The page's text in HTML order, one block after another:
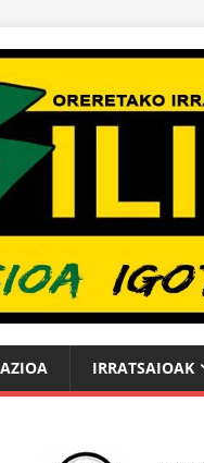
IRRATSAIOAK